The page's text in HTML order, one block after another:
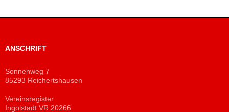
ANSCHRIFT
Sonnenweg 7
85293 Reichertshausen
Vereinsregister
Ingolstadt VR 20266